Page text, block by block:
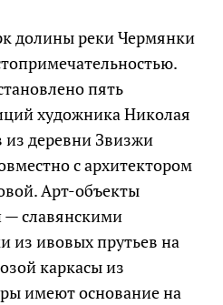
долины реки Чермянки
пять
художника Николая
из деревни Звизжи
с архитектором
Арт-объекты
славянскими
из ивовых прутьев на
каркасы из
имеют основание на